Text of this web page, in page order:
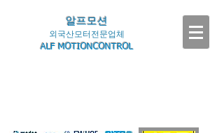
알프모션
외국산모터전문업체
ALF MOTIONCONTROL